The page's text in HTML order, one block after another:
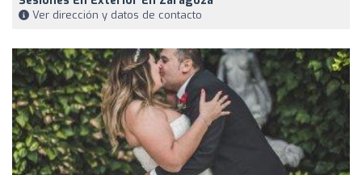
Ver dirección y datos de contacto